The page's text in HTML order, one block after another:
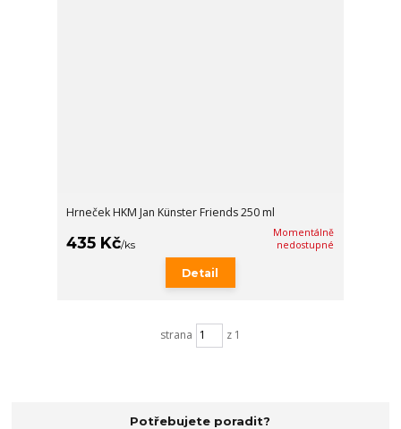
Hrneček HKM Jan Künster Friends 250 ml
435 Kč/ks
Momentálně
nedostupné
Detail
strana z 1
Potřebujete poradit?